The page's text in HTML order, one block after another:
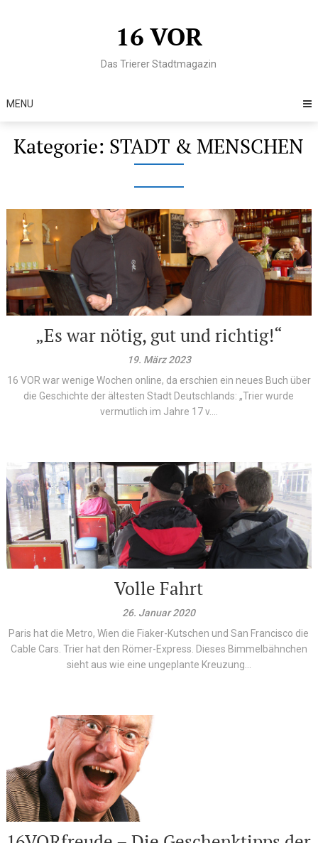
16 VOR
Das Trierer Stadtmagazin
MENU
Kategorie: STADT & MENSCHEN
„Es war nötig, gut und richtig!“
19. März 2023
16 VOR war wenige Wochen online, da erschien ein neues Buch über
die Geschichte der ältesten Stadt Deutschlands: „Trier wurde
vermutlich im Jahre 17 v....
Volle Fahrt
26. Januar 2020
Paris hat die Metro, Wien die Fiaker-Kutschen und San Francisco die
Cable Cars. Trier hat den Römer-Express. Dieses Bimmelbähnchen
sieht aus wie eine ungeplante Kreuzung...